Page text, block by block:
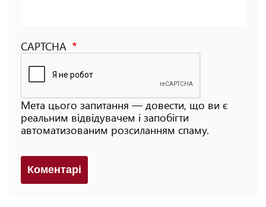
CAPTCHA
Мета цього запитання — довести, що ви є
реальним відвідувачем і запобігти
автоматизованим розсиланням спаму.
Коментарi